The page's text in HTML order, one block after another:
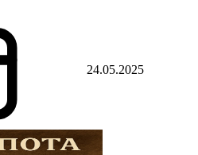
24.05.2025